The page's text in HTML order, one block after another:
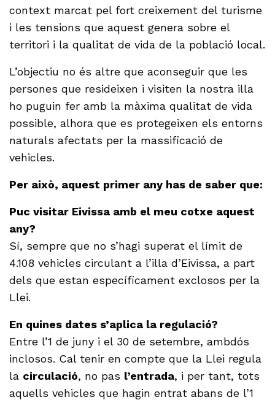
context marcat pel fort creixement del turisme
i les tensions que aquest genera sobre el
territori i la qualitat de vida de la població local.
L’objectiu no és altre que aconseguir que les
persones que resideixen i visiten la nostra illa
ho puguin fer amb la màxima qualitat de vida
possible, alhora que es protegeixen els entorns
naturals afectats per la massificació de
vehicles.
Per això, aquest primer any has de saber que:
Puc visitar Eivissa amb el meu cotxe aquest
any?
Sí, sempre que no s’hagi superat el límit de
4.108 vehicles circulant a l’illa d’Eivissa, a part
dels que estan específicament exclosos per la
Llei.
En quines dates s’aplica la regulació?
Entre l’1 de juny i el 30 de setembre, ambdós
inclosos. Cal tenir en compte que la Llei regula
la circulació, no pas l’entrada, i per tant, tots
aquells vehicles que hagin entrat abans de l’1